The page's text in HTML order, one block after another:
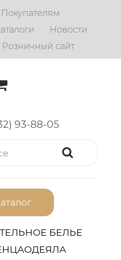
Покупателям
Новости
Розничный сайт
93-88-05
БЕЛЬЕ
ОДЕЯЛА